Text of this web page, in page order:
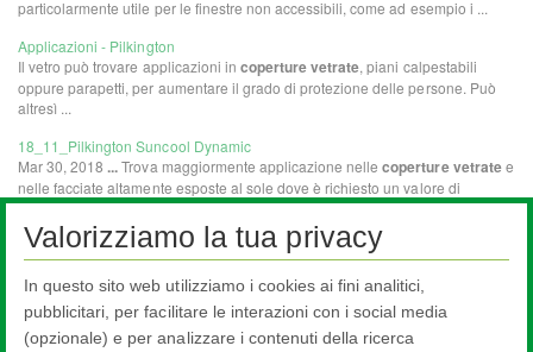
Valorizziamo la tua privacy
In questo sito web utilizziamo i cookies ai fini analitici,
pubblicitari, per facilitare le interazioni con i social media
(opzionale) e per analizzare i contenuti della ricerca